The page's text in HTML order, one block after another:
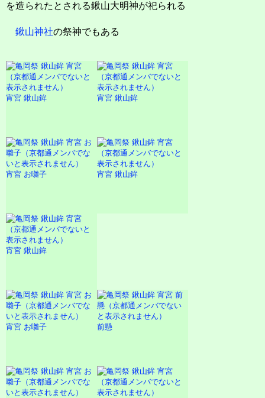
を造られたとされる鍬山大明神が祀られる
鍬山神社の祭神でもある
宵宮 鍬山鉾 宵宮 鍬山鉾
宵宮 お囃子 宵宮 鍬山鉾
宵宮 鍬山鉾
宵宮 お囃子 前懸